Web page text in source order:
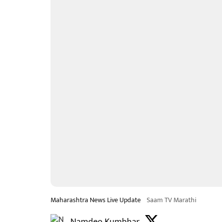
Maharashtra News Live Update Saam TV Marathi